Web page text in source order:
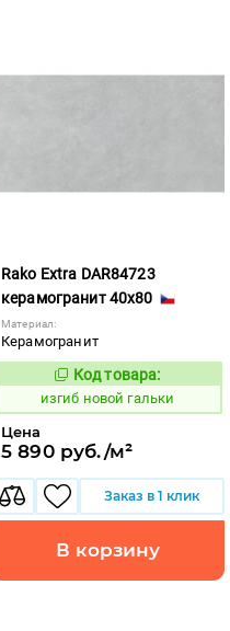
Rako Extra DAR84723
керамогранит 40x80
Материал:
Керамогранит
570640
Код товара:
изгиб новой гальки
Цена
5 890 руб./м²
Заказ в 1 клик
В корзину